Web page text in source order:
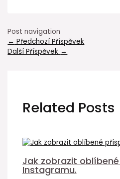
Post navigation
← Předchozí Příspěvek
Další Příspěvek →
Related Posts
Jak zobrazit
Instagramu.